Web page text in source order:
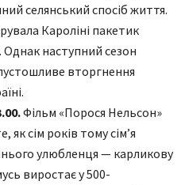
селянський спосіб життя.
Кароліні пакетик
Однак наступний сезон
вторгнення
Фільм «Порося Нельсон»
сім років тому сімʼя
улюбленця — карликову
виростає у 500-